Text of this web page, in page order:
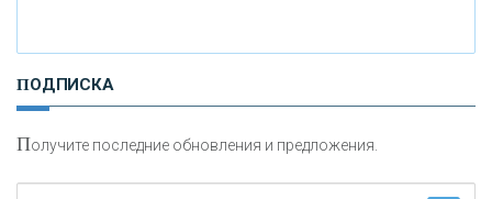
И
сохранения и увеличения капитала
ПОДПИСКА
Получите последние обновления и предложения.